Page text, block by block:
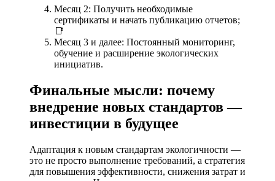
Месяц 2: Получить необходимые
сертификаты и начать публикацию отчетов;
📑
Месяц 3 и далее: Постоянный мониторинг,
обучение и расширение экологических
инициатив.
Финальные мысли: почему
внедрение новых стандартов —
инвестиции в будущее
Адаптация к новым стандартам экологичности —
это не просто выполнение требований, а стратегия
для повышения эффективности, снижения затрат и